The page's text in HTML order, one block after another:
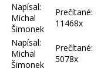
Napísal:
Michal
Šimonek
Prečítané:
11468x
Napísal:
Michal
Šimonek
Prečítané:
5078x